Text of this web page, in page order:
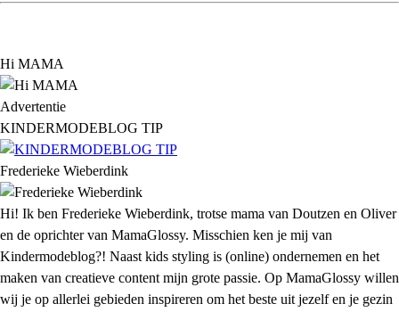
Hi MAMA
Advertentie
KINDERMODEBLOG TIP
Frederieke Wieberdink
Hi! Ik ben Frederieke Wieberdink, trotse mama van Doutzen en Oliver
en de oprichter van MamaGlossy. Misschien ken je mij van
Kindermodeblog?! Naast kids styling is (online) ondernemen en het
maken van creatieve content mijn grote passie. Op MamaGlossy willen
wij je op allerlei gebieden inspireren om het beste uit jezelf en je gezin